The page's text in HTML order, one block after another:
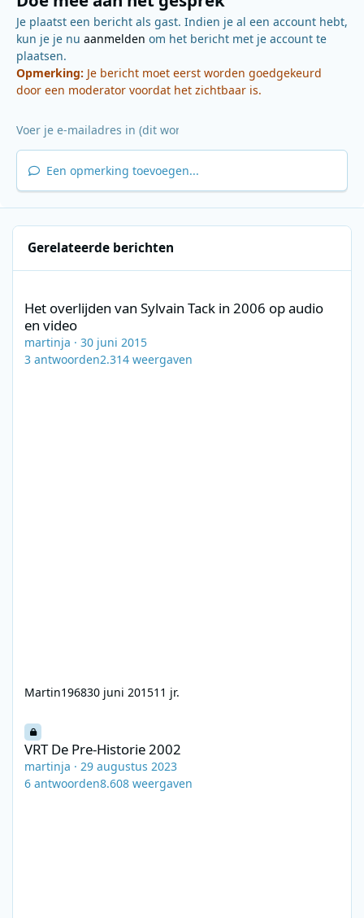
Je plaatst een bericht als gast. Indien je al een account hebt,
kun je je nu aanmelden om het bericht met je account te
plaatsen.
Opmerking: Je bericht moet eerst worden goedgekeurd
door een moderator voordat het zichtbaar is.
Een opmerking toevoegen...
Gerelateerde berichten
Het overlijden van Sylvain Tack in 2006 op audio
en video
martinja · 30 juni 2015
3 antwoorden2.314 weergaven
Martin196830 juni 201511 jr.
VRT De Pre-Historie 2002
martinja · 29 augustus 2023
6 antwoorden8.608 weergaven